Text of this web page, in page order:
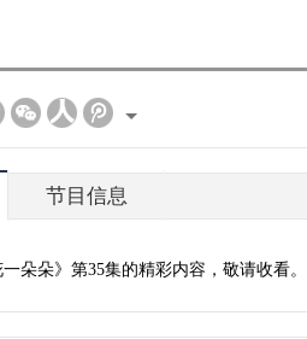
节目信息
朵朵》第35集的精彩内容，敬请收看。